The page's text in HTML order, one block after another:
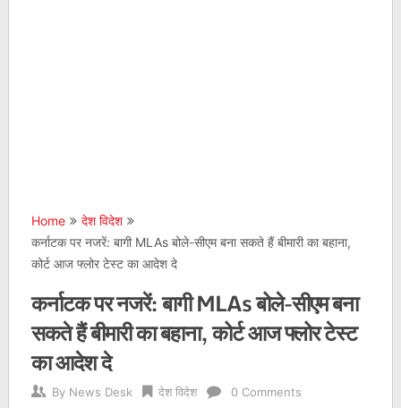
Home
देश विदेश
कर्नाटक पर नजरें: बागी MLAs बोले-सीएम बना सकते हैं बीमारी का बहाना,
कोर्ट आज फ्लोर टेस्‍ट का आदेश दे
कर्नाटक पर नजरें: बागी MLAs बोले-सीएम बना
सकते हैं बीमारी का बहाना, कोर्ट आज फ्लोर टेस्‍ट
का आदेश दे
By News Desk देश विदेश 0 Comments